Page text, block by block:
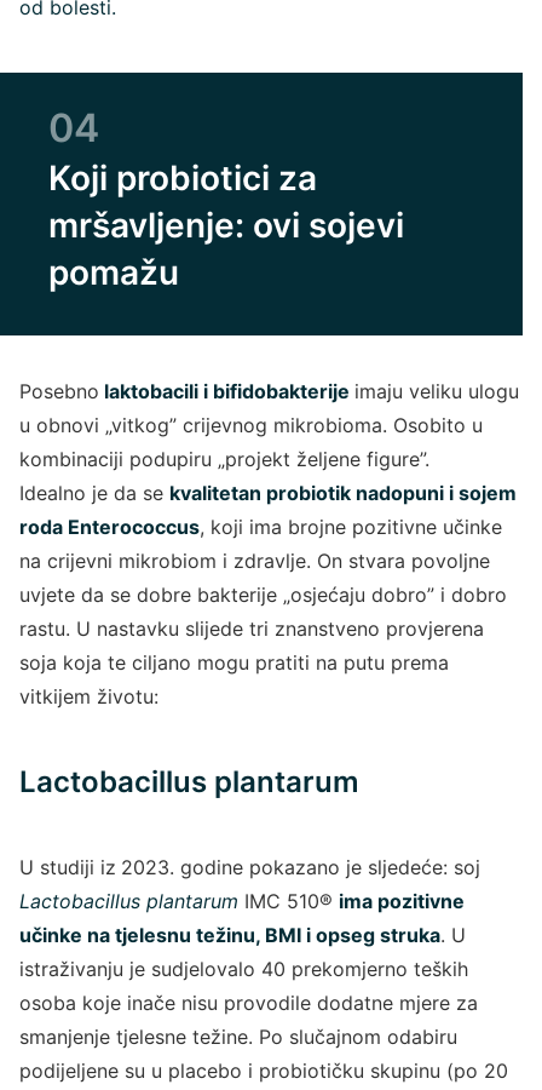
od bolesti.
04
Koji probiotici za
mršavljenje: ovi sojevi
pomažu
Posebno laktobacili i bifidobakterije imaju veliku ulogu
u obnovi „vitkog” crijevnog mikrobioma. Osobito u
kombinaciji podupiru „projekt željene figure”.
Idealno je da se kvalitetan probiotik nadopuni i sojem
roda Enterococcus, koji ima brojne pozitivne učinke
na crijevni mikrobiom i zdravlje. On stvara povoljne
uvjete da se dobre bakterije „osjećaju dobro” i dobro
rastu. U nastavku slijede tri znanstveno provjerena
soja koja te ciljano mogu pratiti na putu prema
vitkijem životu:
Lactobacillus plantarum
U studiji iz 2023. godine pokazano je sljedeće: soj
Lactobacillus plantarum IMC 510® ima pozitivne
učinke na tjelesnu težinu, BMI i opseg struka. U
istraživanju je sudjelovalo 40 prekomjerno teških
osoba koje inače nisu provodile dodatne mjere za
smanjenje tjelesne težine. Po slučajnom odabiru
podijeljene su u placebo i probiotičku skupinu (po 20